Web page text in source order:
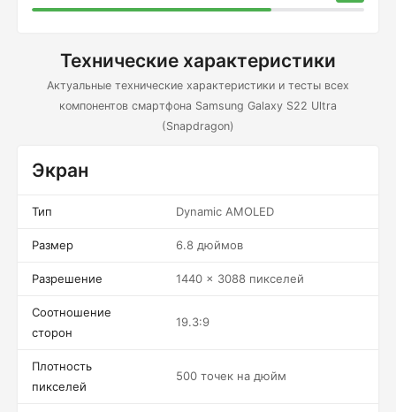
Технические характеристики
Актуальные технические характеристики и тесты всех
компонентов смартфона Samsung Galaxy S22 Ultra
(Snapdragon)
Экран
Тип Dynamic AMOLED
Размер 6.8 дюймов
Разрешение 1440 x 3088 пикселей
Соотношение
сторон
19.3:9
Плотность
пикселей
500 точек на дюйм